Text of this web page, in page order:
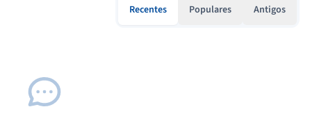
Recentes Populares Antigos